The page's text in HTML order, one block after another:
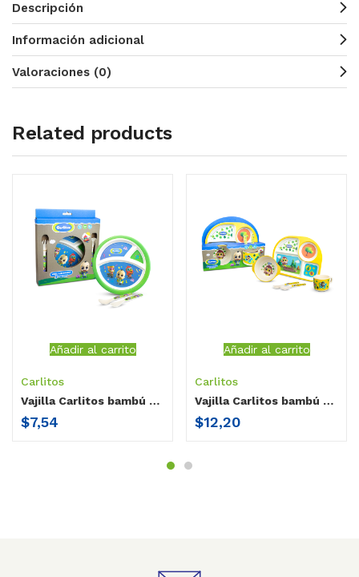
Descripción
Información adicional
Valoraciones (0)
Related products
Añadir al carrito
Carlitos
Vajilla Carlitos bambú / 3 piezas Carlitos
$7,54
Añadir al carrito
Carlitos
Vajilla Carlitos bambú / 5 piezas Tito
$12,20